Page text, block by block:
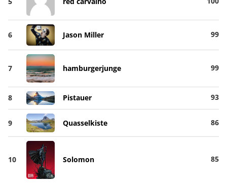
6 Jason Miller 99
7 hamburgerjunge 99
8 Pistauer 93
9 Quasselkiste 86
10 Solomon 85